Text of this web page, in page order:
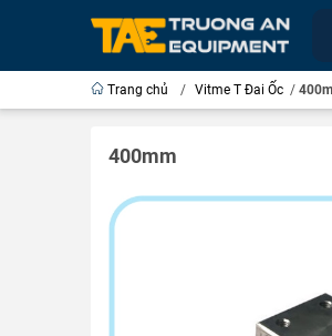
Trang chủ / Vitme T Đai Ốc /
400mm